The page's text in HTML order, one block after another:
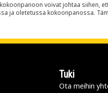
voivat johtaa siihen,
ja oletetussa kokoonpanossa.
Tuki
Ota meihin